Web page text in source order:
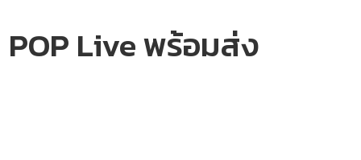
POP Live พร้อมส่ง